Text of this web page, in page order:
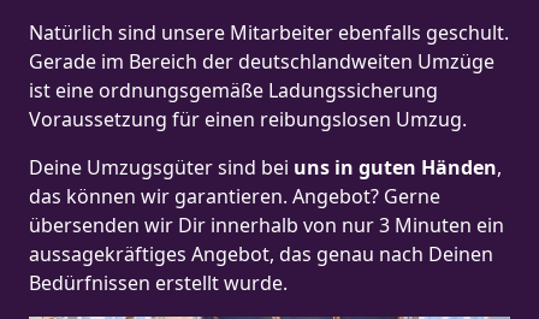
Natürlich sind unsere Mitarbeiter ebenfalls geschult.
Gerade im Bereich der deutschlandweiten Umzüge
ist eine ordnungsgemäße Ladungssicherung
Voraussetzung für einen reibungslosen Umzug.
Deine Umzugsgüter sind bei uns in guten Händen,
das können wir garantieren. Angebot? Gerne
übersenden wir Dir innerhalb von nur 3 Minuten ein
aussagekräftiges Angebot, das genau nach Deinen
Bedürfnissen erstellt wurde.